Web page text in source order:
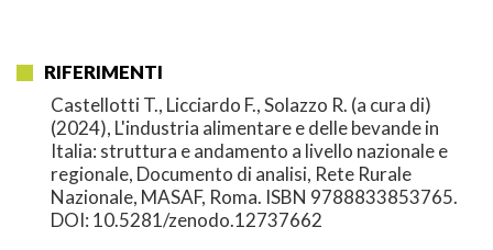
RIFERIMENTI
Castellotti T., Licciardo F., Solazzo R. (a cura di)
(2024), L'industria alimentare e delle bevande in
Italia: struttura e andamento a livello nazionale e
regionale, Documento di analisi, Rete Rurale
Nazionale, MASAF, Roma. ISBN 9788833853765.
DOI: 10.5281/zenodo.12737662